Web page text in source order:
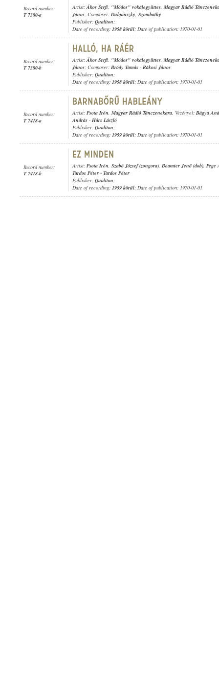
Record number:
T 7380-a
Artist:Ákos Stefi, "Módos" vokálegyüttes, Magyar Rádió
János; Composer:Dubjanszky, Szombathy
Publisher: Qualiton;
Date of recording: 1958 körül; Date of publication: 1970-01-01
Record number:
T 7380-b
Artist:Ákos Stefi, "Módos" vokálegyüttes, Magyar Rádió
János; Composer: Bródy Tamás - Rákosi János
Publisher: Qualiton;
Date of recording: 1958 körül; Date of publication: 1970-01-01
Record number:
T 7418-a
Artist: Psota Irén, Magyar Rádió Tánczenekara, Vezényel: Bágya
András - Hárs László
Publisher: Qualiton;
Date of recording: 1959 körül; Date of publication: 1970-01-01
Record number:
T 7418-b
Artist: Psota Irén, Szabó József (zongora), Beamter Jenő (dob), Pege
Tardos Péter - Tardos Péter
Publisher: Qualiton;
Date of recording: 1959 körül; Date of publication: 1970-01-01